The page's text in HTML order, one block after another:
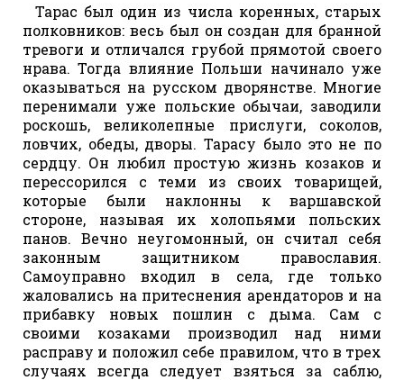
Тарас был один из числа коренных, старых
полковников: весь был он создан для бранной
тревоги и отличался грубой прямотой своего
нрава. Тогда влияние Польши начинало уже
оказываться на русском дворянстве. Многие
перенимали уже польские обычаи, заводили
роскошь, великолепные прислуги, соколов,
ловчих, обеды, дворы. Тарасу было это не по
сердцу. Он любил простую жизнь козаков и
перессорился с теми из своих товарищей,
которые были наклонны к варшавской
стороне, называя их холопьями польских
панов. Вечно неугомонный, он считал себя
законным защитником православия.
Самоуправно входил в села, где только
жаловались на притеснения арендаторов и на
прибавку новых пошлин с дыма. Сам с
своими козаками производил над ними
расправу и положил себе правилом, что в трех
случаях всегда следует взяться за саблю,